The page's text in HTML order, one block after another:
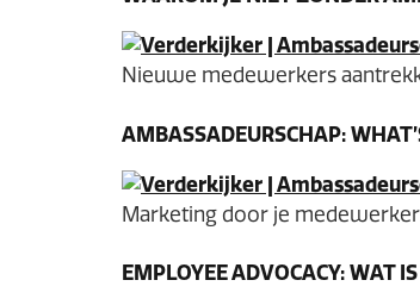
Nieuwe medewerkers
AMBASSADEURSCHAP:
Marketing door je
EMPLOYEE ADVOCACY: WAT